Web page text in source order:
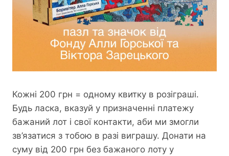
Кожні 200 грн = одному квитку в розіграші.
Будь ласка, вказуй у призначенні платежу
бажаний лот і свої контакти, аби ми змогли
зв’язатися з тобою в разі виграшу. Донати на
суму від 200 грн без бажаного лоту у